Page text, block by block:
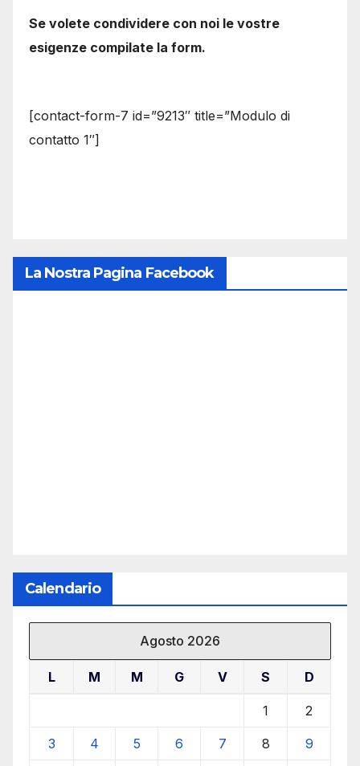
Se volete condividere con noi le vostre
esigenze compilate la form.
[contact-form-7 id=”9213″ title=”Modulo di
contatto 1″]
La Nostra Pagina Facebook
Calendario
Agosto 2026
L M M G V S D
1 2
3 4 5 6 7 8 9